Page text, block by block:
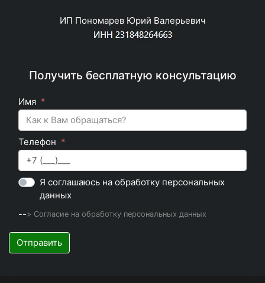
ИП Пономарев Юрий Валерьевич
Получить бесплатную консультацию
Имя
Телефон
Я соглашаюсь на обработку персональных
данных
--> Согласие на обработку персональных данных
Отправить